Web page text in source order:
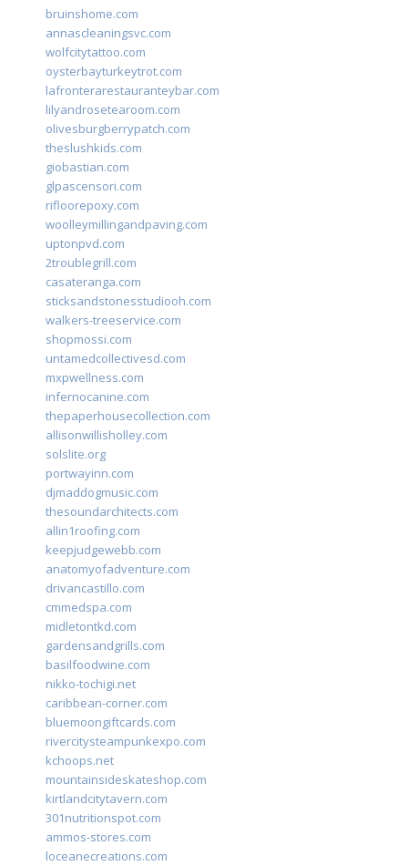
bruinshome.com
annascleaningsvc.com
wolfcitytattoo.com
oysterbayturkeytrot.com
lafronterarestauranteybar.com
lilyandrosetearoom.com
olivesburgberrypatch.com
theslushkids.com
giobastian.com
glpascensori.com
rifloorepoxy.com
woolleymillingandpaving.com
uptonpvd.com
2troublegrill.com
casateranga.com
sticksandstonesstudiooh.com
walkers-treeservice.com
shopmossi.com
untamedcollectivesd.com
mxpwellness.com
infernocanine.com
thepaperhousecollection.com
allisonwillisholley.com
solslite.org
portwayinn.com
djmaddogmusic.com
thesoundarchitects.com
allin1roofing.com
keepjudgewebb.com
anatomyofadventure.com
drivancastillo.com
cmmedspa.com
midletontkd.com
gardensandgrills.com
basilfoodwine.com
nikko-tochigi.net
caribbean-corner.com
bluemoongiftcards.com
rivercitysteampunkexpo.com
kchoops.net
mountainsideskateshop.com
kirtlandcitytavern.com
301nutritionspot.com
ammos-stores.com
loceanecreations.com